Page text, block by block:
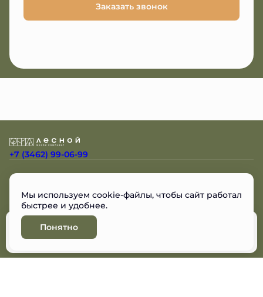
Заказать звонок
+7 (3462) 99-06-99
Разработано
© ЖК Лесной, 2026
Остались вопросы?
Мы перезвоним
Мы используем cookie-файлы, чтобы сайт работал
быстрее и удобнее.
Понятно